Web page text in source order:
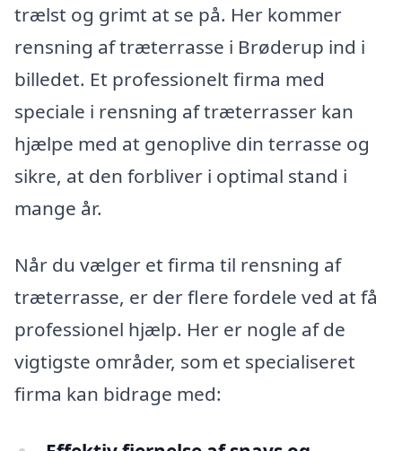
trælst og grimt at se på. Her kommer
rensning af træterrasse i Brøderup ind i
billedet. Et professionelt firma med
speciale i rensning af træterrasser kan
hjælpe med at genoplive din terrasse og
sikre, at den forbliver i optimal stand i
mange år.
Når du vælger et firma til rensning af
træterrasse, er der flere fordele ved at få
professionel hjælp. Her er nogle af de
vigtigste områder, som et specialiseret
firma kan bidrage med: